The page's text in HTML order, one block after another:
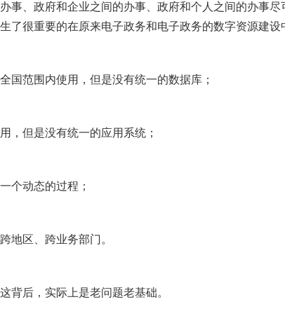
事、政府和企业之间的办事、政府和个人之间的办事尽
了很重要的在原来电子政务和电子政务的数字资源建
国范围内使用，但是没有统一的数据库；
，但是没有统一的应用系统；
个动态的过程；
地区、跨业务部门。
背后，实际上是老问题老基础。